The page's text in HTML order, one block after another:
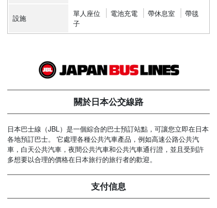
設施 單人座位 電池充電 帶休息室
帶毯
子
關於日本公交線路
日本巴士線（JBL）是一個綜合的巴士預訂站點，可讓您立即在日本
各地預訂巴士。 它處理各種公共汽車產品，例如高速公路公共汽
車，白天公共汽車，夜間公共汽車和公共汽車通行證，並且受到許
多想要以合理的價格在日本旅行的旅行者的歡迎。
支付信息